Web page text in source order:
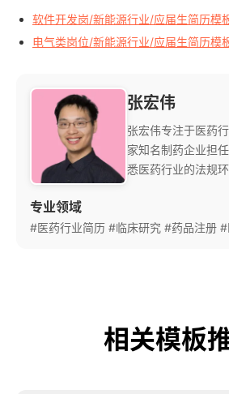
软件开发岗/新能源行业/应届生简历模
电气类岗位/新能源行业/应届生简历模
张宏伟
张宏伟专注于医药
家知名制药企业担
悉医药行业的法规环
杂的医药知识转化
专业领域
#医药行业简历 #临床研究 #药品注册 #
相关模板